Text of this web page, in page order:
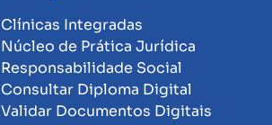
Clínicas Integradas
Núcleo de Prática Jurídica
Responsabilidade Social
Consultar Diploma Digital
Validar Documentos Digitais